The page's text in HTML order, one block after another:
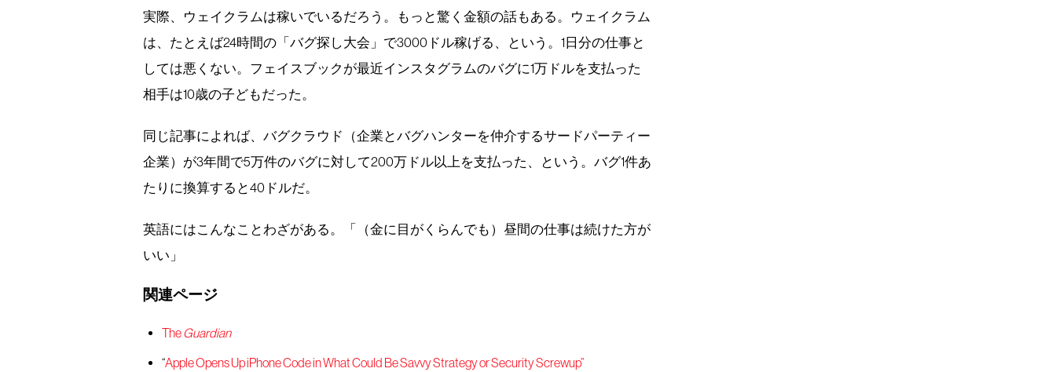
実際、ウェイクラムは稼いでいるだろう。もっと驚く金額の話もある。ウェイクラム
は、たとえば24時間の「バグ探し大会」で3000ドル稼げる、という。1日分の仕事と
しては悪くない。フェイスブックが最近インスタグラムのバグに1万ドルを支払った
相手は10歳の子どもだった。
同じ記事によれば、バグクラウド（企業とバグハンターを仲介するサードパーティー
企業）が3年間で5万件のバグに対して200万ドル以上を支払った、という。バグ1件あ
たりに換算すると40ドルだ。
英語にはこんなことわざがある。「（金に目がくらんでも）昼間の仕事は続けた方が
いい」
関連ページ
TheGuardian
“Apple Opens Up iPhone Code in What Could Be Savvy Strategy or Security Screwup”